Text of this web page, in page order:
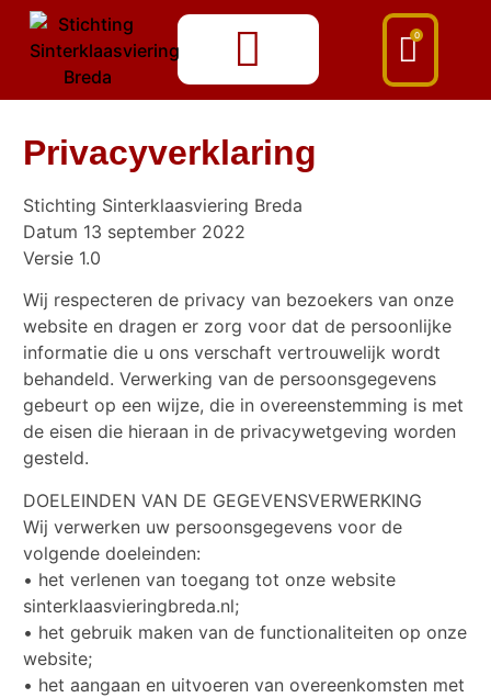
0
Privacyverklaring
Stichting Sinterklaasviering Breda
Datum 13 september 2022
Versie 1.0
Wij respecteren de privacy van bezoekers van onze
website en dragen er zorg voor dat de persoonlijke
informatie die u ons verschaft vertrouwelijk wordt
behandeld. Verwerking van de persoonsgegevens
gebeurt op een wijze, die in overeenstemming is met
de eisen die hieraan in de privacywetgeving worden
gesteld.
DOELEINDEN VAN DE GEGEVENSVERWERKING
Wij verwerken uw persoonsgegevens voor de
volgende doeleinden:
• het verlenen van toegang tot onze website
sinterklaasvieringbreda.nl;
• het gebruik maken van de functionaliteiten op onze
website;
• het aangaan en uitvoeren van overeenkomsten met